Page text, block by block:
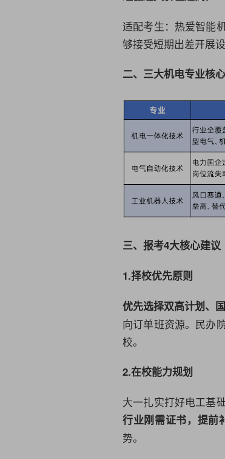
适配考生：热爱智能
够接受短期出差开展
二、三大机电专业核
三、报考4大核心建议
1.择校优先原则
优先选择双高计划、
向订单班资源。民办
校。
2.在校能力规划
大一扎实打好电工基
行业刚需证书，提前
势。